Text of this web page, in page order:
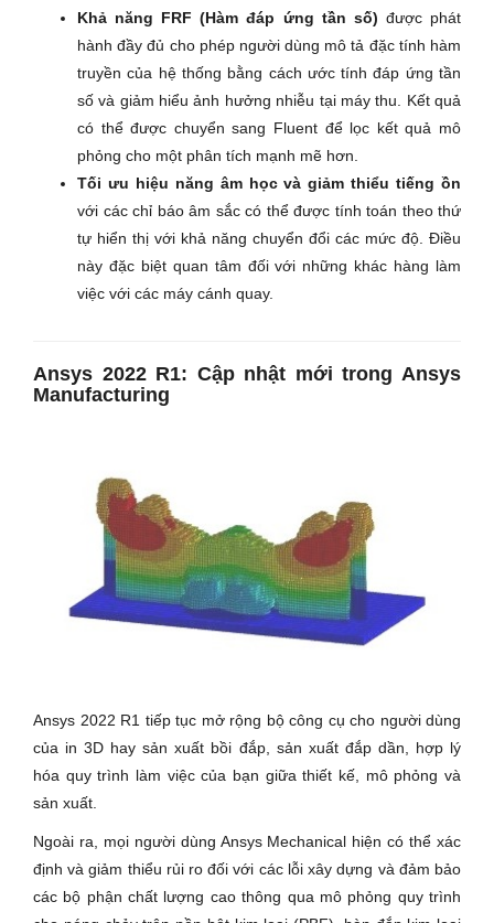
Khả năng FRF (Hàm đáp ứng tần số) được phát
hành đầy đủ cho phép người dùng mô tả đặc tính hàm
truyền của hệ thống bằng cách ước tính đáp ứng tần
số và giảm hiểu ảnh hưởng nhiễu tại máy thu. Kết quả
có thể được chuyển sang Fluent để lọc kết quả mô
phỏng cho một phân tích mạnh mẽ hơn.
Tối ưu hiệu năng âm học và giảm thiểu tiếng ồn
với các chỉ báo âm sắc có thể được tính toán theo thứ
tự hiển thị với khả năng chuyển đổi các mức độ. Điều
này đặc biệt quan tâm đối với những khác hàng làm
việc với các máy cánh quay.
Ansys 2022 R1: Cập nhật mới trong Ansys
Manufacturing
Ansys 2022 R1 tiếp tục mở rộng bộ công cụ cho người dùng
của in 3D hay sản xuất bồi đắp, sản xuất đắp dần, hợp lý
hóa quy trình làm việc của bạn giữa thiết kế, mô phỏng và
sản xuất.
Ngoài ra, mọi người dùng Ansys Mechanical hiện có thể xác
định và giảm thiểu rủi ro đối với các lỗi xây dựng và đảm bảo
các bộ phận chất lượng cao thông qua mô phỏng quy trình